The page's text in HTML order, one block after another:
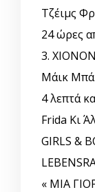
Τζέιμς
24 ώρες
3.
Μάικ
4 λεπτά
Frida Κι
GIRLS &
« ΜΙΑ